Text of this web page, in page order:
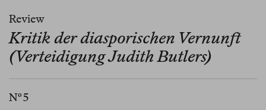
Review
Kritik der diasporischen Vernunft
(Verteidigung Judith Butlers)
Nº 5